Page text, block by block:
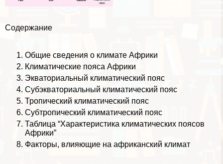
Содержание
Общие сведения о климате Африки
Климатические пояса Африки
Экваториальный климатический пояс
Субэкваториальный климатический пояс
Тропический климатический пояс
Субтропический климатический пояс
Таблица “Хаpaктеристика климатических поясов
Африки”
Факторы, влияющие на африканский климат